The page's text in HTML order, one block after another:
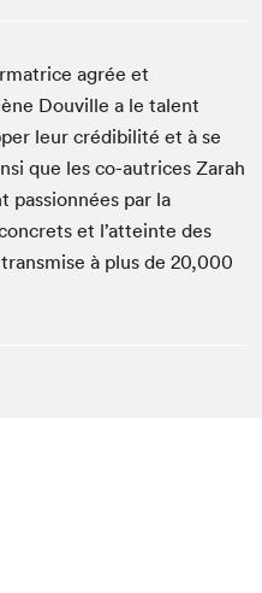
agrée et
Douville a le talent
leur crédibilité et à se
que les co-autrices Zarah
passionnées par la
et l’atteinte des
à plus de 20,000